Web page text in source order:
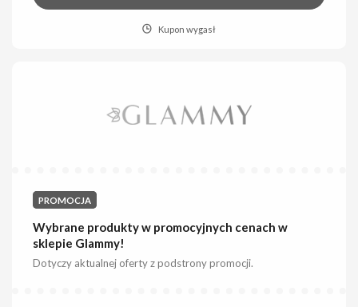
Kupon wygasł
PROMOCJA
Wybrane produkty w promocyjnych cenach w
sklepie Glammy!
Dotyczy aktualnej oferty z podstrony promocji.